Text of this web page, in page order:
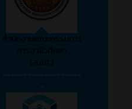
สำนักงานคณะกรรมการ
การอาชีวศึกษา
(สอศ.)
-------------------
-